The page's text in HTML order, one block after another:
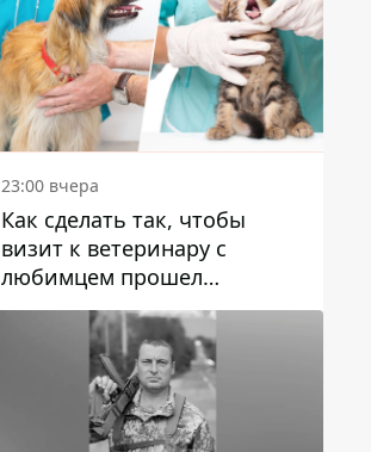
23:00 вчера
Как сделать так, чтобы
визит к ветеринару с
любимцем прошел
спокойно: простые советы